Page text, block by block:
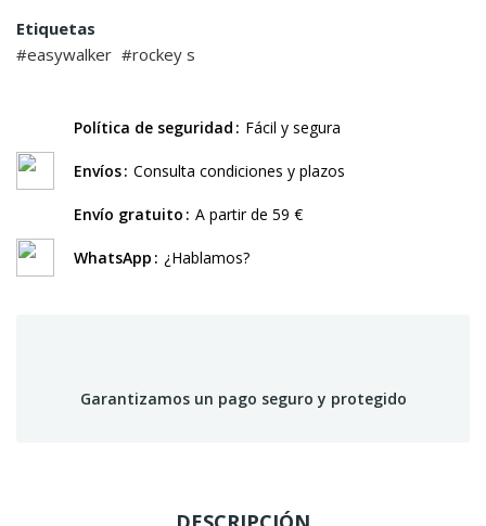
Etiquetas
easywalker
rockey s
Política de seguridad Fácil y segura
Envíos Consulta condiciones y plazos
Envío gratuito A partir de 59 €
WhatsApp ¿Hablamos?
Garantizamos un pago seguro y protegido